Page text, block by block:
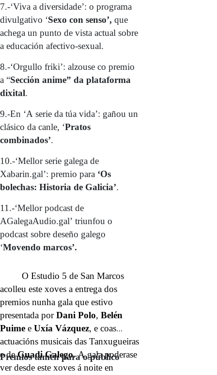
7.-‘Viva a diversidade’: o programa
divulgativo ‘Sexo con senso’, que
achega un punto de vista actual sobre
a educación afectivo-sexual.
8.-‘Orgullo friki’: alzouse co premio
a “Sección anime” da plataforma
dixital.
9.-En ‘A serie da túa vida’: gañou un
clásico da canle, ‘Pratos
combinados’.
10.-‘Mellor serie galega de
Xabarin.gal’: premio para ‘Os
bolechas: Historia de Galicia’.
11.-‘Mellor podcast de
AGalegaAudio.gal’ triunfou o
podcast sobre deseño galego
‘Movendo marcos’.
O Estudio 5 de San Marcos
acolleu este xoves a entrega dos
premios nunha gala que estivo
presentada porDani Polo, Belén
Puime e Uxía Vázquez, e coas
actuacións musicais das Tanxugueiras
e deGuadi Galego. A gala poderase
ver desde este xoves á noite en
Premios tamén para o público